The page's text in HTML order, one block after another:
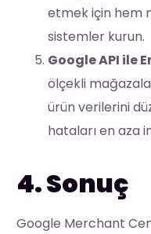
etmek için hem
sistemler kurun.
Google API ile
ölçekli
ürün verilerini
hataları en aza
4. Sonuç
Google Merchant